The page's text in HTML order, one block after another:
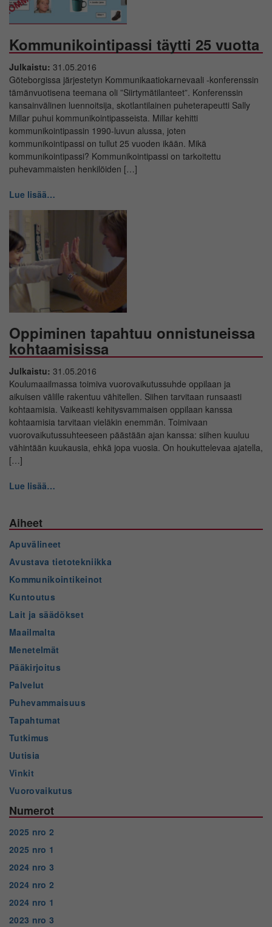
Kommunikointipassi täytti 25 vuotta
Julkaistu: 31.05.2016
Göteborgissa järjestetyn Kommunikaatiokarnevaali -konferenssin
tämänvuotisena teemana oli ”Siirtymätilanteet”. Konferenssin
kansainvälinen luennoitsija, skotlantilainen puheterapeutti Sally
Millar puhui kommunikointipasseista. Millar kehitti
kommunikointipassin 1990-luvun alussa, joten
kommunikointipassi on tullut 25 vuoden ikään. Mikä
kommunikointipassi? Kommunikointipassi on tarkoitettu
puhevammaisten henkilöiden […]
Lue lisää…
Oppiminen tapahtuu onnistuneissa
kohtaamisissa
Julkaistu: 31.05.2016
Koulumaailmassa toimiva vuorovaikutussuhde oppilaan ja
aikuisen välille rakentuu vähitellen. Siihen tarvitaan runsaasti
kohtaamisia. Vaikeasti kehitysvammaisen oppilaan kanssa
kohtaamisia tarvitaan vieläkin enemmän. Toimivaan
vuorovaikutussuhteeseen päästään ajan kanssa: siihen kuuluu
vähintään kuukausia, ehkä jopa vuosia. On houkuttelevaa ajatella,
[…]
Lue lisää…
Aiheet
Apuvälineet
Avustava tietotekniikka
Kommunikointikeinot
Kuntoutus
Lait ja säädökset
Maailmalta
Menetelmät
Pääkirjoitus
Palvelut
Puhevammaisuus
Tapahtumat
Tutkimus
Uutisia
Vinkit
Vuorovaikutus
Numerot
2025 nro 2
2025 nro 1
2024 nro 3
2024 nro 2
2024 nro 1
2023 nro 3